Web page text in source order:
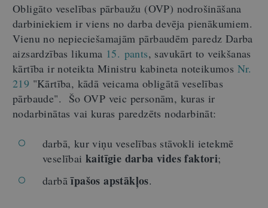
Obligāto veselības pārbaužu (OVP) nodrošināšana
darbiniekiem ir viens no darba devēja pienākumiem.
Vienu no nepieciešamajām pārbaudēm paredz Darba
aizsardzības likuma 15. pants, savukārt to veikšanas
kārtība ir noteikta Ministru kabineta noteikumos Nr.
219 "Kārtība, kādā veicama obligātā veselības
pārbaude". Šo OVP veic personām, kuras ir
nodarbinātas vai kuras paredzēts nodarbināt:
darbā, kur viņu veselības stāvokli ietekmē
veselībaikaitīgie darba vides faktori;
darbāīpašos apstākļos.